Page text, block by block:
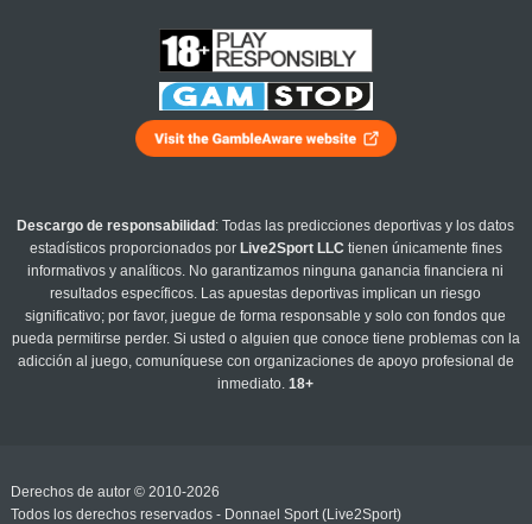
Descargo de responsabilidad : Todas las predicciones deportivas y los datos
estadísticos proporcionados por Live2Sport LLC tienen únicamente fines
informativos y analíticos. No garantizamos ninguna ganancia financiera ni
resultados específicos. Las apuestas deportivas implican un riesgo
significativo; por favor, juegue de forma responsable y solo con fondos que
pueda permitirse perder. Si usted o alguien que conoce tiene problemas con la
adicción al juego, comuníquese con organizaciones de apoyo profesional de
inmediato.18+
Derechos de autor © 2010-2026
Todos los derechos reservados - Donnael Sport (Live2Sport)